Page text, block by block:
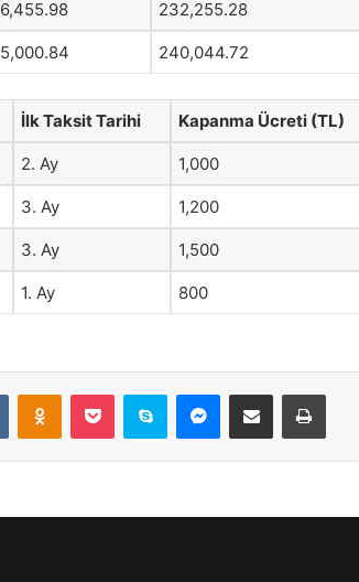
6,455.98 232,255.28
5,000.84 240,044.72
İlk Taksit Tarihi Kapanma Ücreti (TL)
2. Ay 1,000
3. Ay 1,200
3. Ay 1,500
1. Ay 800
VKontakteOdnoklassniki
Pocket Skype Messenger
E-Posta ile paylaş Yazdır